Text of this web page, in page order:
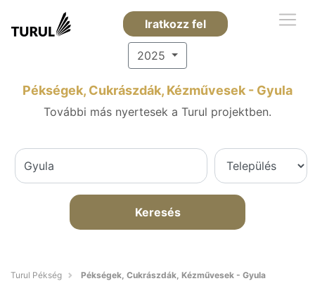
Iratkozz fel
2025
Pékségek, Cukrászdák, Kézművesek - Gyula
További más nyertesek a Turul projektben.
Keresés
Turul Pékség Pékségek, Cukrászdák, Kézművesek - Gyula